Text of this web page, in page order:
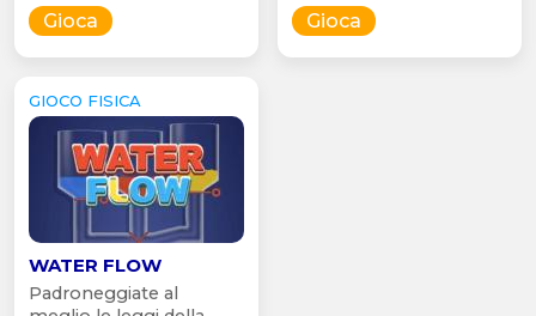
Gioca Gioca
GIOCO FISICA
WATER FLOW
Padroneggiate al